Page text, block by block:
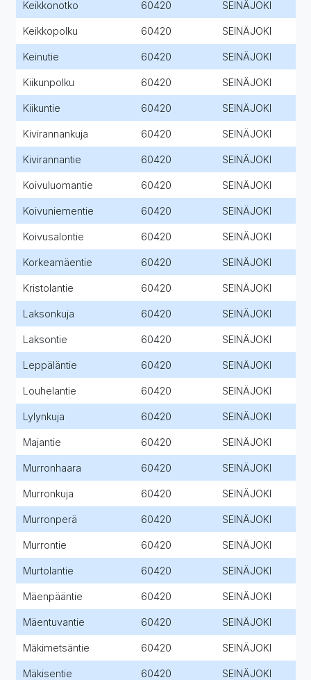
Keikkonotko 60420 SEINÄJOKI
Keikkopolku 60420 SEINÄJOKI
Keinutie 60420 SEINÄJOKI
Kiikunpolku 60420 SEINÄJOKI
Kiikuntie 60420 SEINÄJOKI
Kivirannankuja 60420 SEINÄJOKI
Kivirannantie 60420 SEINÄJOKI
Koivuluomantie 60420 SEINÄJOKI
Koivuniementie 60420 SEINÄJOKI
Koivusalontie 60420 SEINÄJOKI
Korkeamäentie 60420 SEINÄJOKI
Kristolantie 60420 SEINÄJOKI
Laksonkuja 60420 SEINÄJOKI
Laksontie 60420 SEINÄJOKI
Leppäläntie 60420 SEINÄJOKI
Louhelantie 60420 SEINÄJOKI
Lylynkuja 60420 SEINÄJOKI
Majantie 60420 SEINÄJOKI
Murronhaara 60420 SEINÄJOKI
Murronkuja 60420 SEINÄJOKI
Murronperä 60420 SEINÄJOKI
Murrontie 60420 SEINÄJOKI
Murtolantie 60420 SEINÄJOKI
Mäenpääntie 60420 SEINÄJOKI
Mäentuvantie 60420 SEINÄJOKI
Mäkimetsäntie 60420 SEINÄJOKI
Mäkisentie 60420 SEINÄJOKI